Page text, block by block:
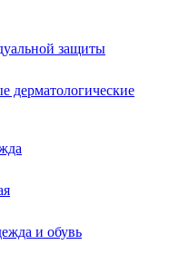
защиты
дерматологические
и обувь